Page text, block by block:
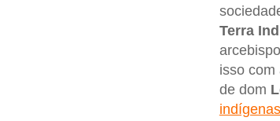
Terra
isso com
de dom
indígenas